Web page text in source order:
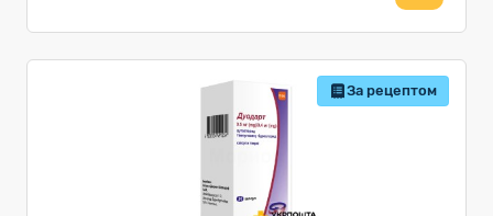
За рецептом